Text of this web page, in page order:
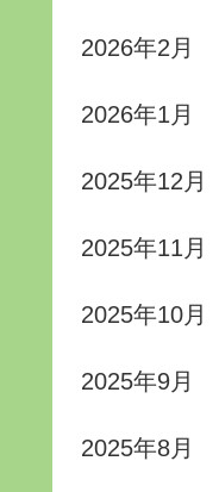
2026年2月
2026年1月
2025年12月
2025年11月
2025年10月
2025年9月
2025年8月